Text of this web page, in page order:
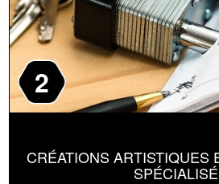
2
CRÉATIONS ARTISTIQUES